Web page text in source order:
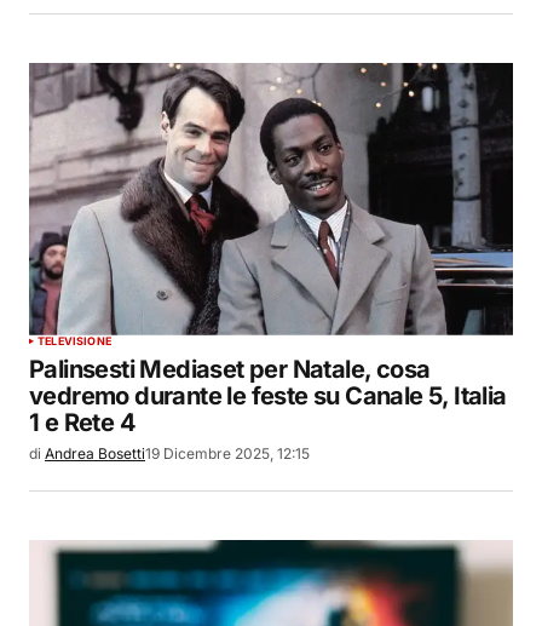
TELEVISIONE
Palinsesti Mediaset per Natale, cosa
vedremo durante le feste su Canale 5, Italia
1 e Rete 4
di Andrea Bosetti19 Dicembre 2025, 12:15